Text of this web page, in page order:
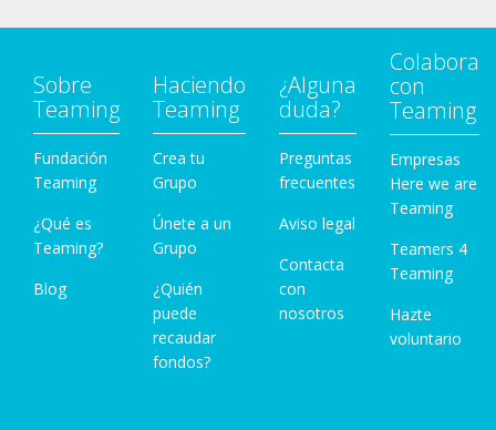
Sobre
Teaming
Fundación
Teaming
¿Qué es
Teaming?
Blog
Haciendo
Teaming
Crea tu
Grupo
Únete a un
Grupo
¿Quién
puede
recaudar
fondos?
¿Alguna
duda?
Preguntas
frecuentes
Aviso legal
Contacta
con
nosotros
Colabora
con
Teaming
Empresas
Here we are
Teaming
Teamers 4
Teaming
Hazte
voluntario